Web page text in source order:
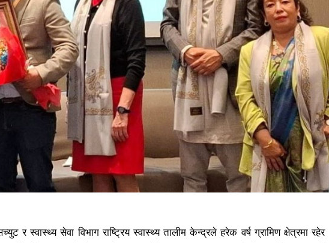
र स्वास्थ्य सेवा विभाग राष्ट्रिय स्वास्थ्य तालीम केन्द्रले हरेक वर्ष ग्रामिण क्षेत्रमा रहेर